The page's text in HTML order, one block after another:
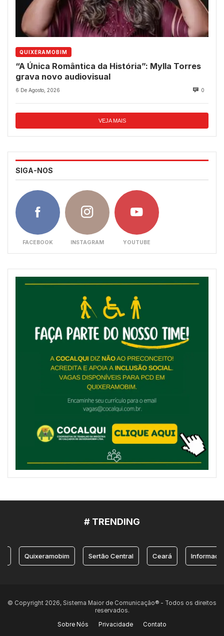
QUIXERAMOBIM
“A Única Romântica da História”: Mylla Torres
grava novo audiovisual
6 De Agosto, 2026 0
VEJA MAIS
SIGA-NOS
FACEBOOK INSTAGRAM YOUTUBE
# TRENDING
Quixeramobim Sertão Central Ceará Informação
© Copyright 2026, Sistema Maior de Comunicação® - Todos os direitos
reservados.
Sobre Nós
Privacidade Contato